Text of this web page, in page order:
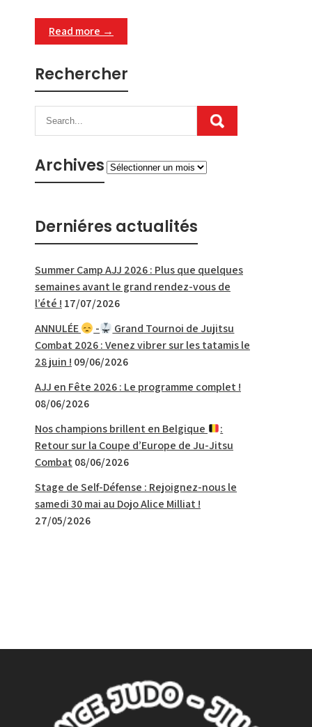
Read more →
Rechercher
ArchivesArchives
Derniéres actualités
Summer Camp AJJ 2026 : Plus que quelques
semaines avant le grand rendez-vous de
l’été ! 17/07/2026
ANNULÉE
-
Grand Tournoi de Jujitsu
Combat 2026 : Venez vibrer sur les tatamis le
28 juin ! 09/06/2026
AJJ en Fête 2026 : Le programme complet !
08/06/2026
Nos champions brillent en Belgique
:
Retour sur la Coupe d’Europe de Ju-Jitsu
Combat 08/06/2026
Stage de Self-Défense : Rejoignez-nous le
samedi 30 mai au Dojo Alice Milliat !
27/05/2026